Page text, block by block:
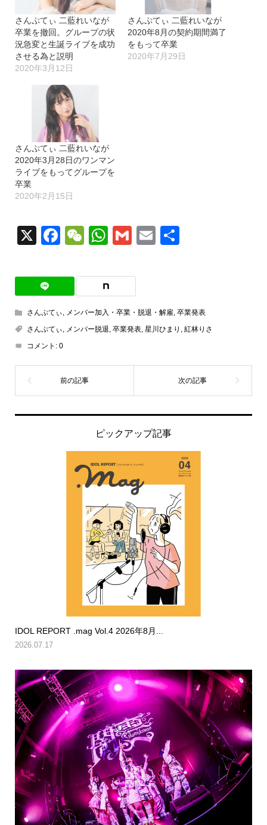
さんぷてぃ 二藍れいなが
卒業を撤回。グループの状
況急変と生誕ライブを成功
させる為と説明
2020年3月12日
さんぷてぃ 二藍れいなが
2020年8月の契約期間満了
をもって卒業
2020年7月29日
さんぷてぃ 二藍れいなが
2020年3月28日のワンマン
ライブをもってグループを
卒業
2020年2月15日
X Facebook
WeChat
WhatsApp
GmailEmail
さんぷてぃ, メンバー加入・卒業・脱退・解雇, 卒業発表
さんぷてぃ, メンバー脱退, 卒業発表, 星川ひまり , 紅林りさ
コメント: 0
ピックアップ記事
IDOL REPORT .mag Vol.4 2026年8月...
2026.07.17